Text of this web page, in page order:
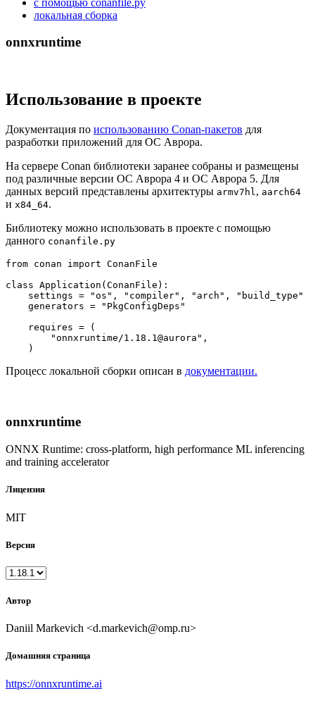
локальная сборка
onnxruntime
Использование в проекте
Документация по использованию Conan-пакетов для
разработки приложений для ОС Аврора.
На сервере Conan библиотеки заранее собраны и размещены
под различные версии ОС Аврора 4 и ОC Аврора 5. Для
данных версий представлены архитектуры armv7hl , aarch64
и x84_64.
Библиотеку можно использовать в проекте с помощью
данного conanfile.py
from conan import ConanFile
class Application ( ConanFile ):
    settings =
"os" , "compiler" , "arch" ,
"build_type"
    generators =
"PkgConfigDeps"
    requires = (
"onnxruntime/1.18.1@aurora" ,
Процесс локальной сборки описан в документации.
onnxruntime
ONNX Runtime: cross-platform, high performance ML inferencing
and training accelerator
Лицензия
MIT
Версия
Автор
Daniil Markevich <d.markevich@omp.ru>
Домашняя страница
https://onnxruntime.ai